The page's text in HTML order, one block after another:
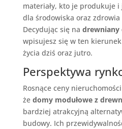
materiały, kto je produkuje i
dla środowiska oraz zdrowia
Decydując się na drewniany
wpisujesz się w ten
życia dziś oraz jutro.
Perspektywa
Rosnące ceny
że domy modułowe z
bardziej atrakcyjną
budowy. Ich